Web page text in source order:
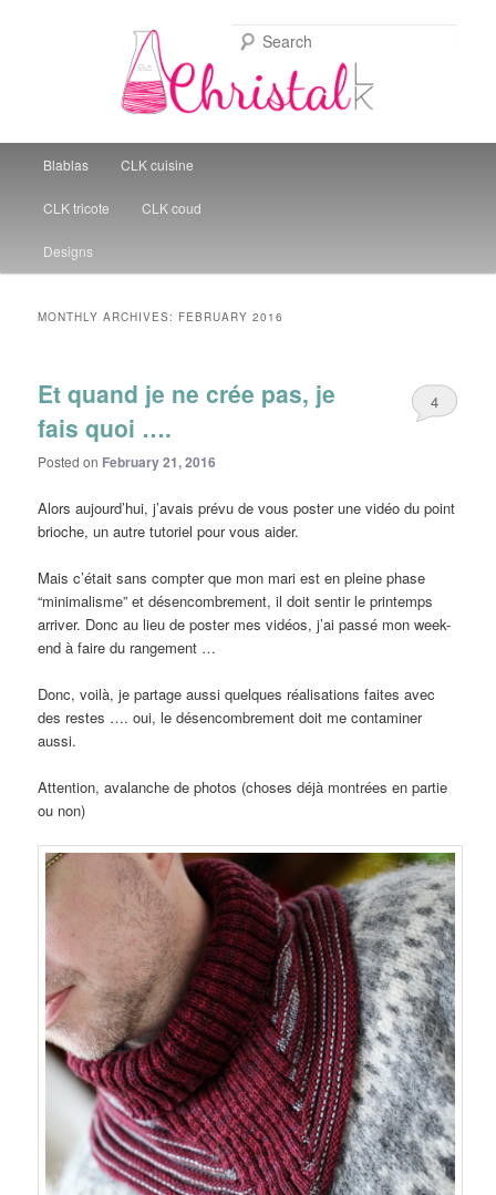
Christal Little Kitchen
Skip to primary content
Skip to secondary content
Blablas CLK cuisine
CLK tricote CLK coud
Designs
MONTHLY ARCHIVES: FEBRUARY 2016
Et quand je ne crée pas, je
fais quoi ….
Posted on February 21, 2016
4
Alors aujourd’hui, j’avais prévu de vous poster une vidéo du point
brioche, un autre tutoriel pour vous aider.
Mais c’était sans compter que mon mari est en pleine phase
“minimalisme” et désencombrement, il doit sentir le printemps
arriver. Donc au lieu de poster mes vidéos, j’ai passé mon week-
end à faire du rangement …
Donc, voilà, je partage aussi quelques réalisations faites avec
des restes …. oui, le désencombrement doit me contaminer
aussi.
Attention, avalanche de photos (choses déjà montrées en partie
ou non)